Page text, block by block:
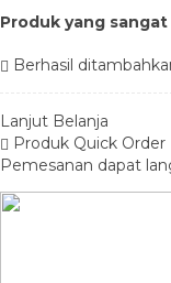
Produk yang
Berhasil
Lanjut Belanja
Produk Quick Order
Pemesanan dapat